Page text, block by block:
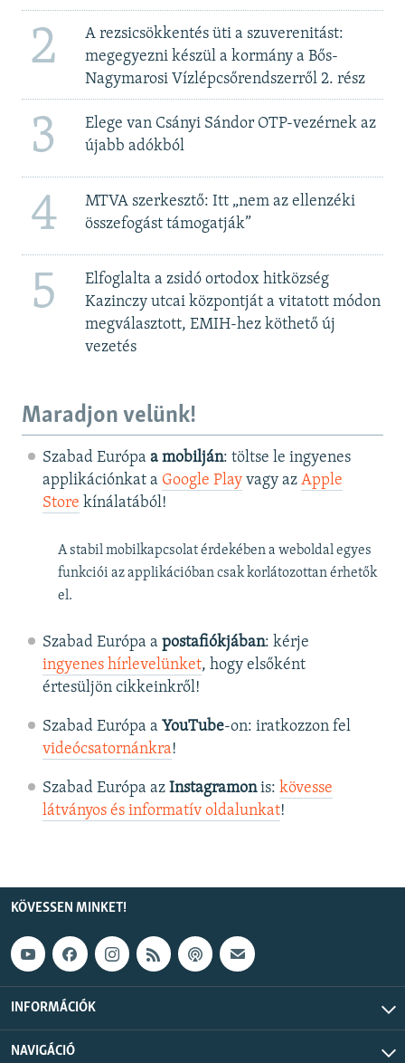
2
A rezsicsökkentés üti a szuverenitást:
megegyezni készül a kormány a Bős-
Nagymarosi Vízlépcsőrendszerről 2. rész
3
Elege van Csányi Sándor OTP-vezérnek az
újabb adókból
4
MTVA szerkesztő: Itt „nem az ellenzéki
összefogást támogatják”
5
Elfoglalta a zsidó ortodox hitközség
Kazinczy utcai központját a vitatott módon
megválasztott, EMIH-hez köthető új
vezetés
Maradjon velünk!
Szabad Európa a mobilján: töltse le ingyenes
applikációnkat a Google Playvagy az Apple
Store kínálatából!
A stabil mobilkapcsolat érdekében a weboldal egyes
funkciói az applikációban csak korlátozottan érhetők
el.
Szabad Európa a postafiókjában: kérje
ingyenes hírlevelünket, hogy elsőként
értesüljön cikkeinkről!
Szabad Európa a YouTube-on: iratkozzon fel
videócsatornánkra!
Szabad Európa az Instagramonis: kövesse
látványos és informatív oldalunkat! ​
KÖVESSEN MINKET!
INFORMÁCIÓK
NAVIGÁCIÓ